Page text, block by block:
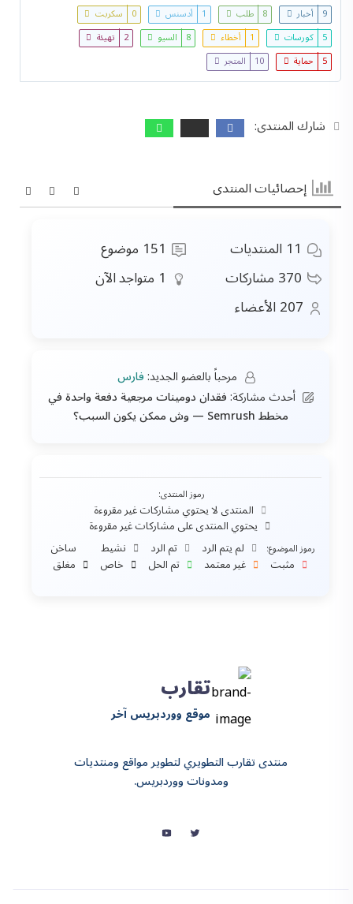
9 أخبار 8 طلب 1 أدسنس 0 سكربت
5 كورسات 1 أخطاء 8 السيو 2 تهيئة
5 حماية 10 المتجر
شارك المنتدى:
إحصائيات المنتدى
11 المنتديات 151 موضوع
370مشاركات 1 متواجد الآن
207الأعضاء
فارس
أحدث مشاركة:
فقدان دومينات مرجعية دفعة واحدة في
مخطط Semrush — وش ممكن يكون السبب؟
رموز المنتدى:
المنتدى لا يحتوي مشاركات غير مقروءة
يحتوي المنتدى على مشاركات غير مقروءة
رموز الموضوع: لم يتم الرد تم الرد نشيط ساخن
مثبت غير معتمد تم الحل خاص مغلق
تقارب
موقع ووردبريس آخر
منتدى تقارب التطويري لتطوير مواقع ومنتديات
ومدونات ووردبريس.